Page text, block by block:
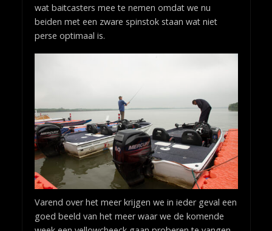
wat baitcasters mee te nemen omdat we nu
beiden met een zware spinstok staan wat niet
perse optimaal is.
Varend over het meer krijgen we in ieder geval een
goed beeld van het meer waar we de komende